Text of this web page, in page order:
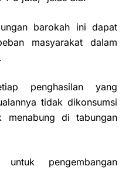
barokah ini dapat
masyarakat dalam
penghasilan yang
tidak dikonsumsi
menabung di tabungan
pengembangan